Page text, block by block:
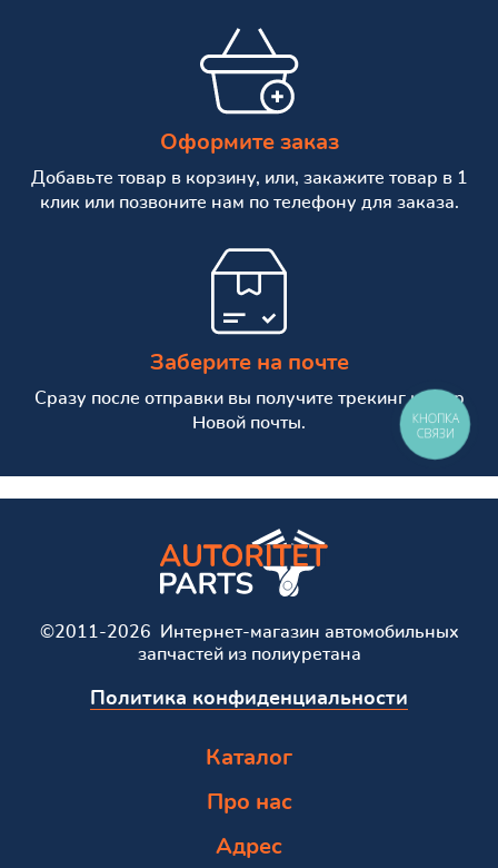
Оформите заказ
Добавьте товар в корзину, или, закажите товар в 1
клик или позвоните нам по телефону для заказа.
Заберите на почте
Сразу после отправки вы получите трекинг номер
Новой почты.
©2011-2026 Интернет-магазин автомобильных
запчастей из полиуретана
Политика конфиденциальности
Каталог
Про нас
Адрес
КНОПКА
СВЯЗИ